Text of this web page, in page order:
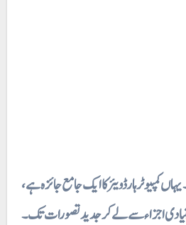
کمپیوٹر ہارڈویئر کا ایک جامع جائزہ ہے،
اجزاء سے لے کر جدید تصورات تک۔